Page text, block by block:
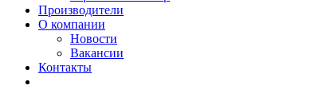
Производители
О компании
Новости
Вакансии
Контакты